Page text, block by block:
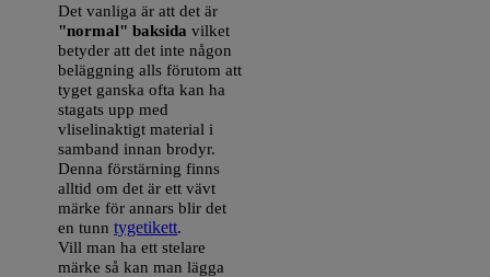
Det vanliga är att det är
"normal" baksida vilket
betyder att det inte någon
beläggning alls förutom att
tyget ganska ofta kan ha
stagats upp med
vliselinaktigt material i
samband innan brodyr.
Denna förstärning finns
alltid om det är ett vävt
märke för annars blir det
en tunntygetikett.
Vill man ha ett stelare
märke så kan man lägga